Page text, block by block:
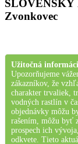
SLOVENSKÝ
Zvonkovec
Užitočná
Upozorňujeme
zákazníkov, že
charakter trvaliek,
vodných rastlín v
objednávky môžu
rašením, môžu byť
prospech ich
odkvete. Tieto